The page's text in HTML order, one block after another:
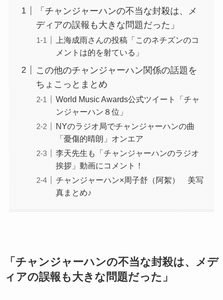
「チャンジャーハンの不当な封殺は、メ
ディアの誤報も大きな問題だった」
上海成雨さんの投稿「このネチズンのコ
メントは的を射ている」
この他のチャンジャーハン関係の話題を
ちょこっとまとめ
World Music Awards公式ツイート「チャ
ンジャーハン８位」
NYのラジオ局でチャンジャーハンの曲
「憂傷的晴朗」オンエア
李天先生も「チャンジャーハンのラジオ
挨拶」動画にコメント！
チャンジャーハン×周子舒（阿絮） 美写
真まとめ♪
「チャンジャーハンの不当な封殺は、メデ
ィアの誤報も大きな問題だった」